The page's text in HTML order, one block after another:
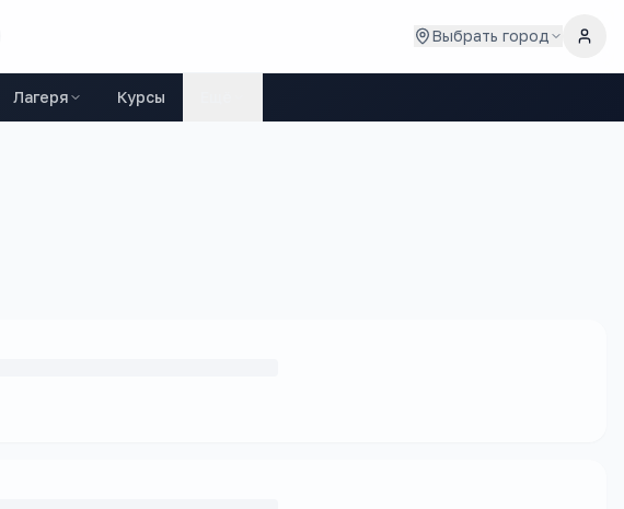
Выбрать город
Лагеря Курсы